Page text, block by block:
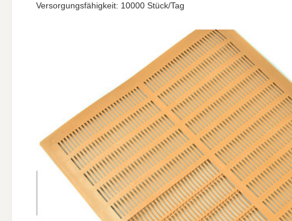
Versorgungsfähigkeit: 10000 Stück/Tag